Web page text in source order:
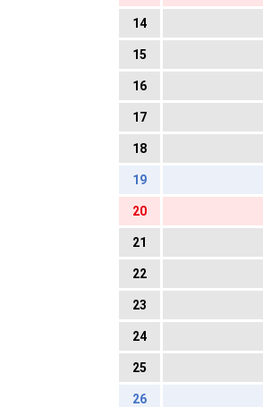
14
15
16
17
18
19
20
21
22
23
24
25
26